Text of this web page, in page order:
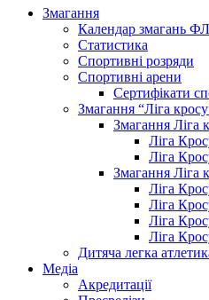
Змагання
Календар змагань
Статистика
Спортивні розряди
Спортивні арени
Сертифікати
Змагання “Ліга
Змагання Ліга
Ліга
Ліга
Змагання Ліга
Ліга
Ліга
Ліга
Ліга
Дитяча легка
Медіа
Акредитації